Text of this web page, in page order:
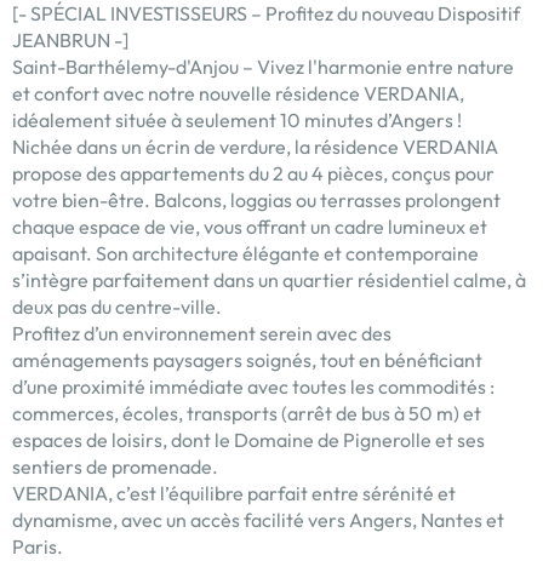
[- SPÉCIAL INVESTISSEURS – Profitez du nouveau Dispositif
JEANBRUN -]
Saint-Barthélemy-d'Anjou – Vivez l'harmonie entre nature
et confort avec notre nouvelle résidence VERDANIA,
idéalement située à seulement 10 minutes d’Angers !
Nichée dans un écrin de verdure, la résidence VERDANIA
propose des appartements du 2 au 4 pièces, conçus pour
votre bien-être. Balcons, loggias ou terrasses prolongent
chaque espace de vie, vous offrant un cadre lumineux et
apaisant. Son architecture élégante et contemporaine
s’intègre parfaitement dans un quartier résidentiel calme, à
deux pas du centre-ville.
Profitez d’un environnement serein avec des
aménagements paysagers soignés, tout en bénéficiant
d’une proximité immédiate avec toutes les commodités :
commerces, écoles, transports (arrêt de bus à 50 m) et
espaces de loisirs, dont le Domaine de Pignerolle et ses
sentiers de promenade.
VERDANIA, c’est l’équilibre parfait entre sérénité et
dynamisme, avec un accès facilité vers Angers, Nantes et
Paris.